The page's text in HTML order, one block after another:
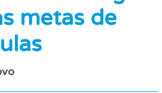
metas de